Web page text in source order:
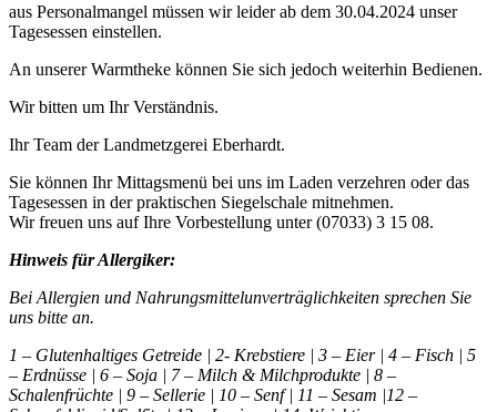
aus Personalmangel müssen wir leider ab dem 30.04.2024 unser
Tagesessen einstellen.
An unserer Warmtheke können Sie sich jedoch weiterhin Bedienen.
Wir bitten um Ihr Verständnis.
Ihr Team der Landmetzgerei Eberhardt.
Sie können IhrMittagsmenü bei uns im Laden verzehren oder das
Tagesessen in der praktischen Siegelschale mitnehmen.
Wir freuen uns auf Ihre Vorbestellung unter (07033) 3 15 08.
Hinweis für Allergiker:
Bei Allergien und Nahrungsmittelunverträglichkeiten sprechen Sie
uns bitte an.
1 – Glutenhaltiges Getreide | 2- Krebstiere | 3 – Eier | 4 – Fisch | 5
– Erdnüsse | 6 – Soja | 7 – Milch & Milchprodukte | 8 –
Schalenfrüchte | 9 – Sellerie | 10 – Senf | 11 – Sesam |12 –